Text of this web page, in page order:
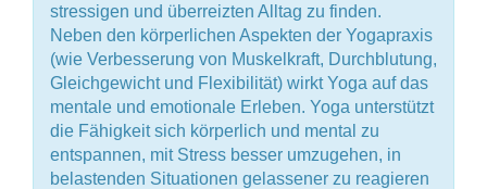
stressigen und überreizten Alltag zu finden.
Neben den körperlichen Aspekten der Yogapraxis
(wie Verbesserung von Muskelkraft, Durchblutung,
Gleichgewicht und Flexibilität) wirkt Yoga auf das
mentale und emotionale Erleben. Yoga unterstützt
die Fähigkeit sich körperlich und mental zu
entspannen, mit Stress besser umzugehen, in
belastenden Situationen gelassener zu reagieren